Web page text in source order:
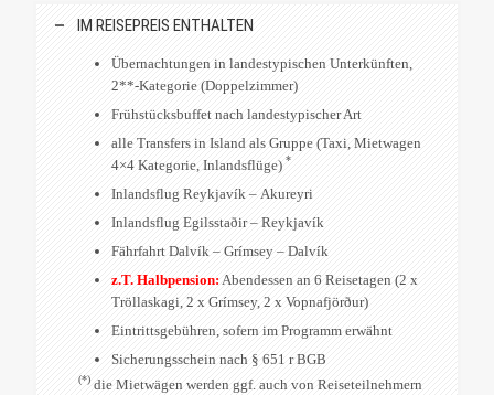
IM REISEPREIS ENTHALTEN
Übernachtungen in landestypischen Unterkünften,
2**-Kategorie (Doppelzimmer)
Frühstücksbuffet nach landestypischer Art
alle Transfers in Island als Gruppe (Taxi, Mietwagen
4×4 Kategorie, Inlandsflüge) *
Inlandsflug Reykjavík – Akureyri
Inlandsflug Egilsstaðir – Reykjavík
Fährfahrt Dalvík – Grímsey – Dalvík
z.T. Halbpension:Abendessen an 6 Reisetagen (2 x
Tröllaskagi, 2 x Grímsey, 2 x Vopnafjörður)
Eintrittsgebühren, sofern im Programm erwähnt
Sicherungsschein nach § 651 r BGB
(*) die Mietwägen werden ggf. auch von Reiseteilnehmern